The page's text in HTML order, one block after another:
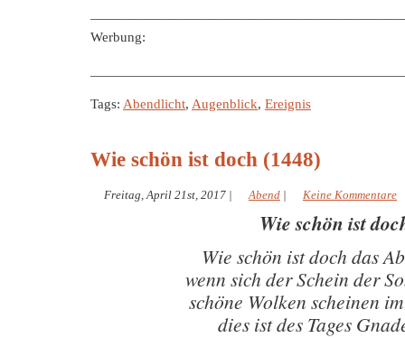
Werbung:
Tags: Abendlicht, Augenblick, Ereignis
Wie schön ist doch (1448)
Freitag, April 21st, 2017 | Abend | Keine Kommentare
Wie schön ist
Wie schön ist doch das
wenn sich der Schein der
schöne Wolken scheinen
dies ist des Tages